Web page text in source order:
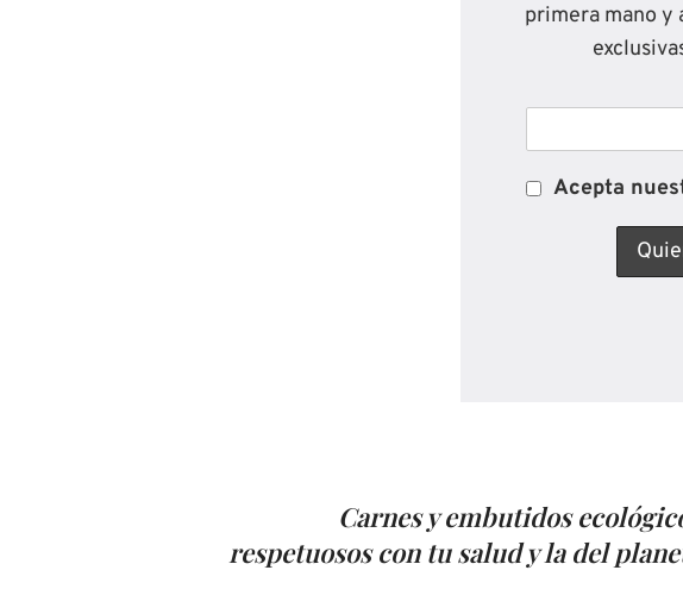
primera mano y
Acepta
Carnes y embutidos
respetuosos con tu salud y la del